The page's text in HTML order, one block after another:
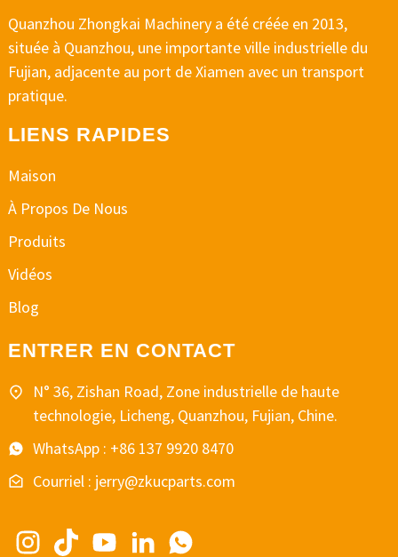
Quanzhou Zhongkai Machinery a été créée en 2013,
située à Quanzhou, une importante ville industrielle du
Fujian, adjacente au port de Xiamen avec un transport
pratique.
LIENS RAPIDES
Maison
À Propos De Nous
Produits
Vidéos
Blog
ENTRER EN CONTACT
N° 36, Zishan Road, Zone industrielle de haute
technologie, Licheng, Quanzhou, Fujian, Chine.
WhatsApp : +86 137 9920 8470
Courriel : jerry@zkucparts.com